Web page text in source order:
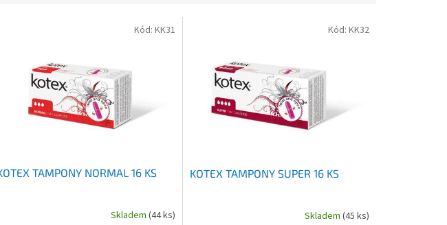
TAMPONY NORMAL 16 KS
Skladem (44 ks)
Kód: KK31
KOTEX TAMPONY SUPER 16 KS
Skladem (45 ks)
Kód: KK32